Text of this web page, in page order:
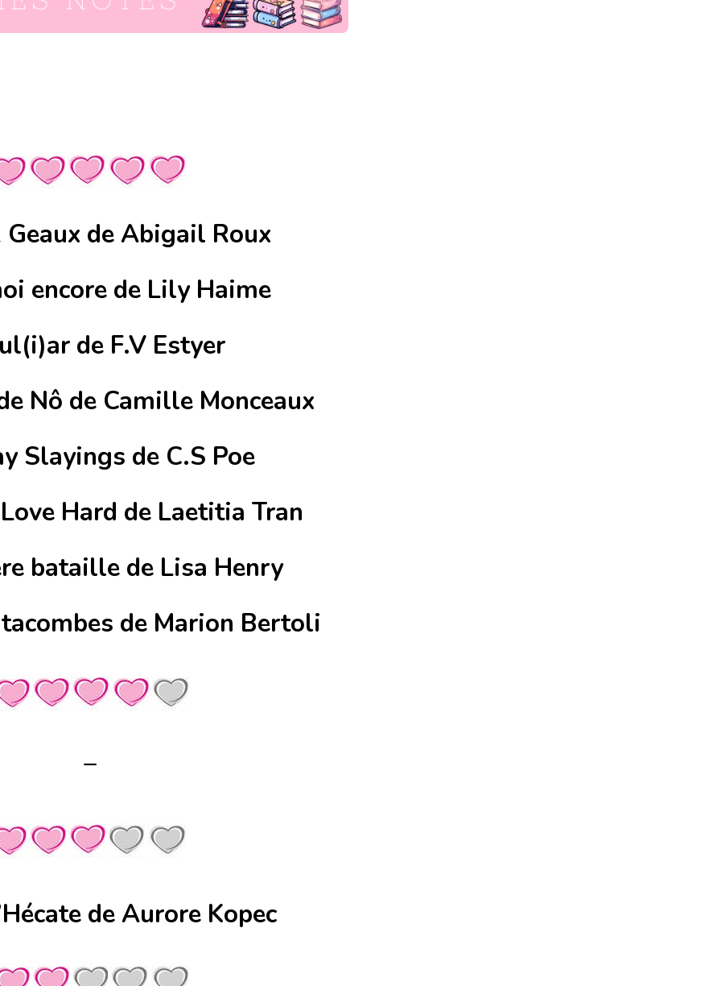
Geaux de Abigail Roux
encore de Lily Haime
de F.V Estyer
Nô de Camille Monceaux
Slayings de C.S Poe
Hard de Laetitia Tran
bataille de Lisa Henry
de Marion Bertoli
–
de Aurore Kopec